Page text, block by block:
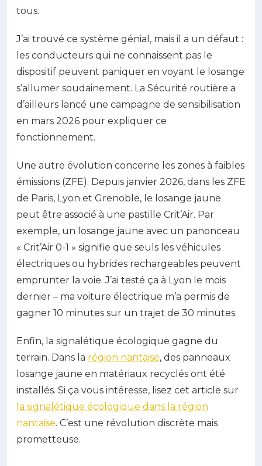
tous.
J’ai trouvé ce système génial, mais il a un défaut :
les conducteurs qui ne connaissent pas le
dispositif peuvent paniquer en voyant le losange
s’allumer soudainement. La Sécurité routière a
d’ailleurs lancé une campagne de sensibilisation
en mars 2026 pour expliquer ce
fonctionnement.
Une autre évolution concerne les zones à faibles
émissions (ZFE). Depuis janvier 2026, dans les ZFE
de Paris, Lyon et Grenoble, le losange jaune
peut être associé à une pastille Crit’Air. Par
exemple, un losange jaune avec un panonceau
« Crit’Air 0-1 » signifie que seuls les véhicules
électriques ou hybrides rechargeables peuvent
emprunter la voie. J’ai testé ça à Lyon le mois
dernier – ma voiture électrique m’a permis de
gagner 10 minutes sur un trajet de 30 minutes.
Enfin, la signalétique écologique gagne du
terrain. Dans la région nantaise, des panneaux
losange jaune en matériaux recyclés ont été
installés. Si ça vous intéresse, lisez cet article sur
la signalétique écologique dans la région
nantaise. C’est une révolution discrète mais
prometteuse.